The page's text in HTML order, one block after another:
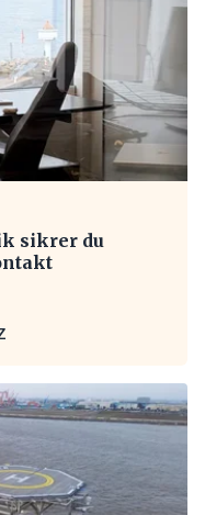
sikrer du